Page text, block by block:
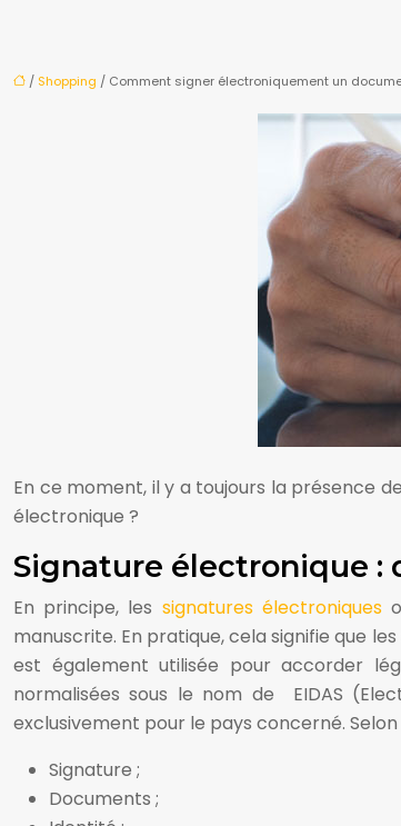
/ Shopping / Comment signer électroniquement un
En ce moment, il y a toujours la présence
électronique ?
Signature électronique :
En principe, les signatures électroniques
manuscrite. En pratique, cela signifie que
est également utilisée pour accorder
normalisées sous le nom de EIDAS
exclusivement pour le pays concerné.
Signature ;
Documents ;